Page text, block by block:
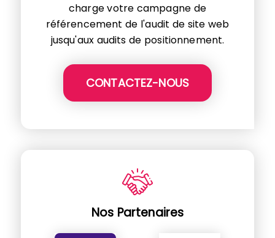
charge votre campagne de
référencement de l'audit de site web
jusqu'aux audits de positionnement.
CONTACTEZ-NOUS
Nos Partenaires